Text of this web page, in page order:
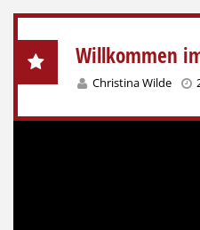
Willkommen
Christina Wilde